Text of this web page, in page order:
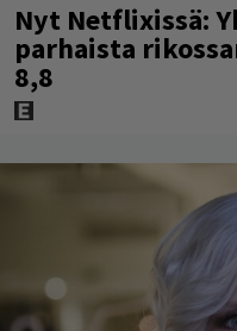
Nyt Netflixissä:
parhaista
8,8